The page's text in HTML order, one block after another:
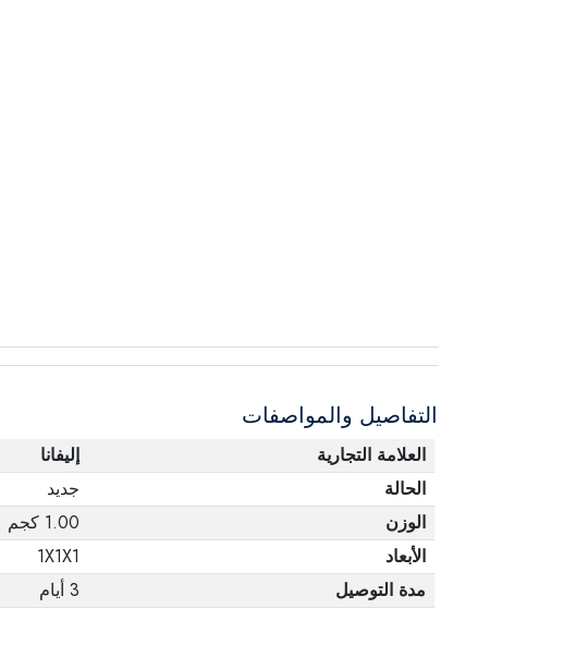
التفاصيل والمواصفات
العلامة التجارية
إليفانا
الحالة
جديد
الوزن
1.00 كجم
الأبعاد
1X1X1
مدة التوصيل
3 أيام